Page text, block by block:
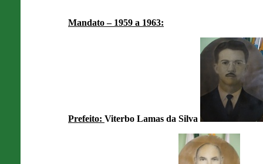
Mandato – 1959 a 1963:
Prefeito: Viterbo Lamas da Silva